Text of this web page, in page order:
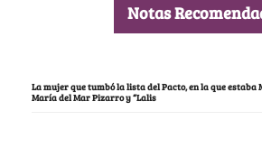
Notas
La mujer que tumbó la lista del Pacto, en la que estaba
María del Mar Pizarro y “Lalis